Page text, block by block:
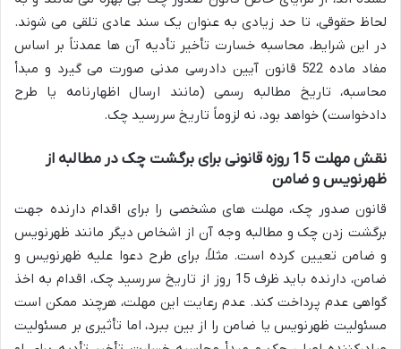
لحاظ حقوقی، تا حد زیادی به عنوان یک سند عادی تلقی می شوند.
در این شرایط، محاسبه خسارت تأخیر تأدیه آن ها عمدتاً بر اساس
مفاد ماده 522 قانون آیین دادرسی مدنی صورت می گیرد و مبدأ
محاسبه، تاریخ مطالبه رسمی (مانند ارسال اظهارنامه یا طرح
دادخواست) خواهد بود، نه لزوماً تاریخ سررسید چک.
نقش مهلت 15 روزه قانونی برای برگشت چک در مطالبه از
ظهرنویس و ضامن
قانون صدور چک، مهلت های مشخصی را برای اقدام دارنده جهت
برگشت زدن چک و مطالبه وجه آن از اشخاص دیگر مانند ظهرنویس
و ضامن تعیین کرده است. مثلاً، برای طرح دعوا علیه ظهرنویس و
ضامن، دارنده باید ظرف 15 روز از تاریخ سررسید چک، اقدام به اخذ
گواهی عدم پرداخت کند. عدم رعایت این مهلت، هرچند ممکن است
مسئولیت ظهرنویس یا ضامن را از بین ببرد، اما تأثیری بر مسئولیت